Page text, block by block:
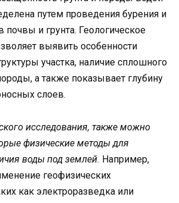
путем проведения бурения и
почвы и грунта. Геологическое
выявить особенности
участка, наличие сплошного
а также показывает глубину
слоев.
исследования, также можно
физические методы для
воды под землей. Например,
геофизических
как электроразведка или